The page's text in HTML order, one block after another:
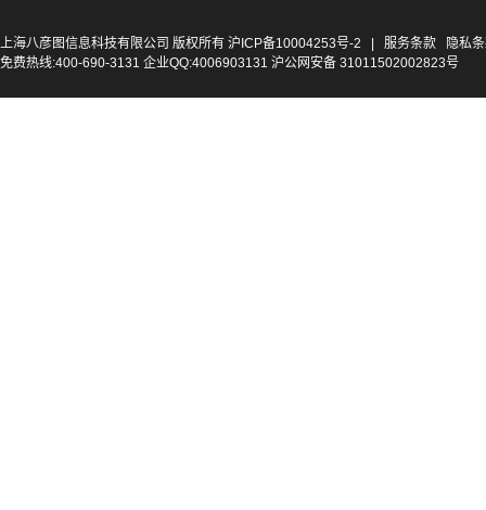
上海八彦图信息科技有限公司 版权所有 沪ICP备10004253号-2 服务条款
隐私
免费热线:400-690-3131 企业QQ:4006903131 沪公网安备 31011502002823号